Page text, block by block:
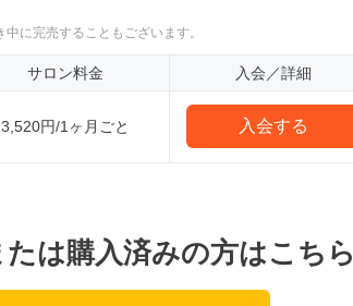
中に完売することもございます。
サロン料金 入会／詳細
3,520円/1ヶ月ごと 入会する
は購入済みの方はこちら